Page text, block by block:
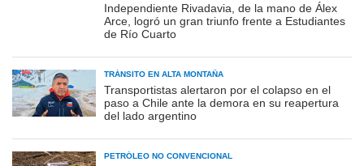
Independiente Rivadavia, de la mano de Álex
Arce, logró un gran triunfo frente a Estudiantes
de Río Cuarto
TRÁNSITO EN ALTA MONTAÑA
Transportistas alertaron por el colapso en el
paso a Chile ante la demora en su reapertura
del lado argentino
PETRÓLEO NO CONVENCIONAL